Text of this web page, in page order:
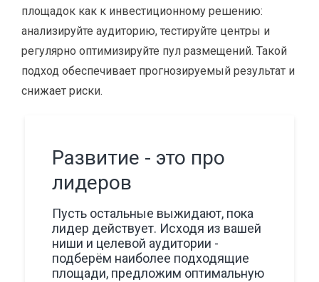
площадок как к инвестиционному решению:
анализируйте аудиторию, тестируйте центры и
регулярно оптимизируйте пул размещений. Такой
подход обеспечивает прогнозируемый результат и
снижает риски.